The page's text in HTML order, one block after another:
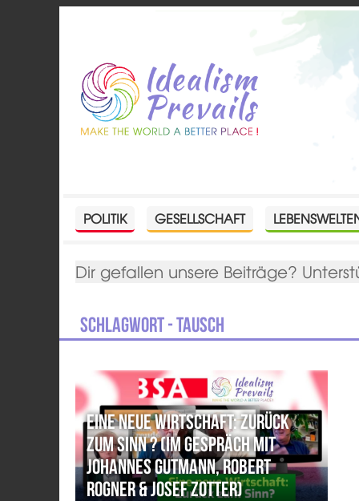
POLITIK GESELLSCHAFT
Dir gefallen unsere Beiträge?
Schlagwort - Tausch
Eine neue Wirtschaft: Zurück
zum Sinn ? (Im Gespräch mit
Johannes Gutmann, Robert
Rogner & Josef Zotter)